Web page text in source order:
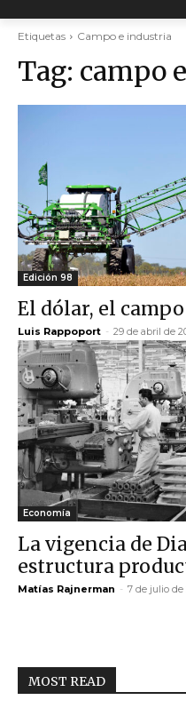
Etiquetas Campo e industria
Tag: campo
Edición 98
El dólar, el
Luis Rappoport - 29 de abril de
Economía
La vigencia de
estructura
Matías Rajnerman - 7 de julio de
MOST READ